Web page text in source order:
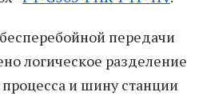
передачи
логическое разделение
и шину станции